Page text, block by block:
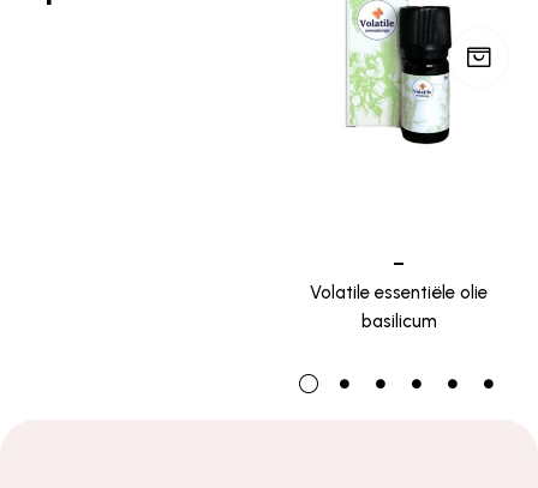
–
Volatile essentiële olie
basilicum